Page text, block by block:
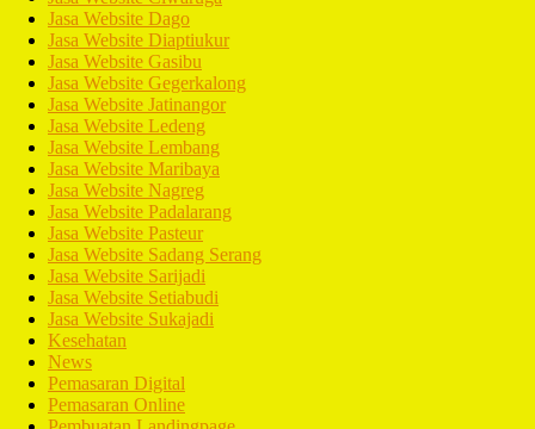
Jasa Website Dago
Jasa Website Diaptiukur
Jasa Website Gasibu
Jasa Website Gegerkalong
Jasa Website Jatinangor
Jasa Website Ledeng
Jasa Website Lembang
Jasa Website Maribaya
Jasa Website Nagreg
Jasa Website Padalarang
Jasa Website Pasteur
Jasa Website Sadang Serang
Jasa Website Sarijadi
Jasa Website Setiabudi
Jasa Website Sukajadi
Kesehatan
News
Pemasaran Digital
Pemasaran Online